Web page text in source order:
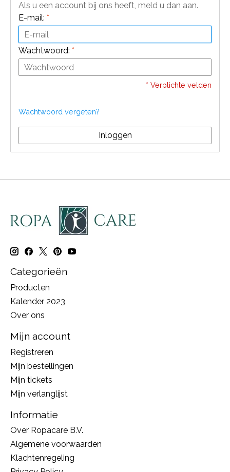
Als u een account bij ons heeft, meld u dan aan.
E-mail: *
Wachtwoord: *
* Verplichte velden
Wachtwoord vergeten?
Inloggen
Categorieën
Producten
Kalender 2023
Over ons
Mijn account
Registreren
Mijn bestellingen
Mijn tickets
Mijn verlanglijst
Informatie
Over Ropacare B.V.
Algemene voorwaarden
Klachtenregeling